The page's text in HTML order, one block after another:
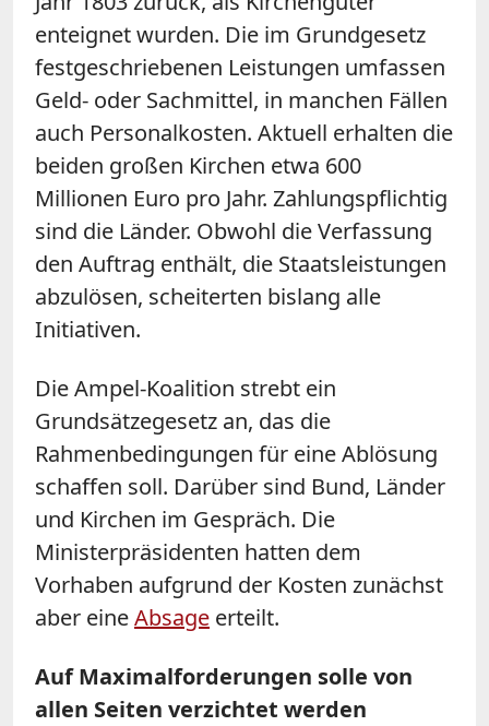
enteignet wurden. Die im Grundgesetz
festgeschriebenen Leistungen umfassen
Geld- oder Sachmittel, in manchen Fällen
auch Personalkosten. Aktuell erhalten die
beiden großen Kirchen etwa 600
Millionen Euro pro Jahr. Zahlungspflichtig
sind die Länder. Obwohl die Verfassung
den Auftrag enthält, die Staatsleistungen
abzulösen, scheiterten bislang alle
Initiativen.
Die Ampel-Koalition strebt ein
Grundsätzegesetz an, das die
Rahmenbedingungen für eine Ablösung
schaffen soll. Darüber sind Bund, Länder
und Kirchen im Gespräch. Die
Ministerpräsidenten hatten dem
Vorhaben aufgrund der Kosten zunächst
aber eineAbsage erteilt.
Auf Maximalforderungen solle von
allen Seiten verzichtet werden